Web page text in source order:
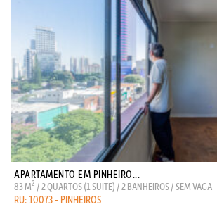
APARTAMENTO EM PINHEIRO...
83 M2 / 2 QUARTOS (1 SUITE) / 2 BANHEIROS / SEM VAGA
RU: 10073 - PINHEIROS